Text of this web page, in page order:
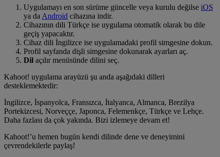
Uygulamayı en son sürüme güncelle veya kurulu değilse iOS
ya da Android cihazına indir.
Cihazının dili Türkçe ise uygulama otomatik olarak bu dile
geçiş yapacaktır.
Cihaz dili İngilizce ise uygulamadaki profil simgesine dokun.
Profil sayfanda dişli simgesine dokunarak ayarları aç.
Dil açılır menüsünde dilini seç.
Kahoot! uygulama arayüzü şu anda aşağıdaki dilleri
desteklemektedir:
İngilizce, İspanyolca, Fransızca, İtalyanca, Almanca, Brezilya
Portekizcesi, Norveççe, Japonca, Felemenkçe, Türkçe ve Lehçe.
Daha fazlası da çok yakında. Bizi izlemeye devam et!
Kahoot!’u hemen bugün kendi dilinde dene ve deneyimini
çevrendekilerle paylaş!